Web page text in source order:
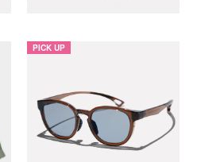
PICK UP